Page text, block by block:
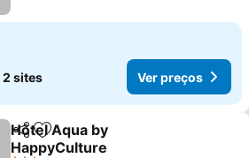
2 sites Ver preços
PartilharAdicionar aos favoritos
Hôtel Aqua by
HappyCulture